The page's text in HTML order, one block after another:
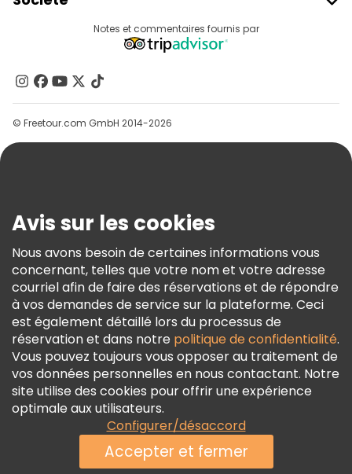
Connexion Du Fournisseur
Programme D’affiliation
Contactez-Nous
Groupes
Aide
Conditions Générales Et Mentions Légales
Politique En Matière De Cookies
Freetour Prix
Programme De Fidélité
Notes et commentaires fournis par
© Freetour.com GmbH 2014-2026
Avis sur les cookies
Nous avons besoin de certaines informations vous
concernant, telles que votre nom et votre adresse
courriel afin de faire des réservations et de répondre
à vos demandes de service sur la plateforme. Ceci
est également détaillé lors du processus de
réservation et dans notre politique de confidentialité.
Vous pouvez toujours vous opposer au traitement de
vos données personnelles en nous contactant. Notre
site utilise des cookies pour offrir une expérience
optimale aux utilisateurs.
Configurer/désaccord
Accepter et fermer